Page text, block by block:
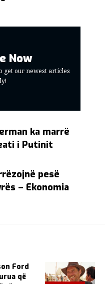
Now
get our newest articles
ka marrë
i Putinit
pesë
– Ekonomia
Ford
që